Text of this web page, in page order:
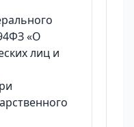
«О
лиц и